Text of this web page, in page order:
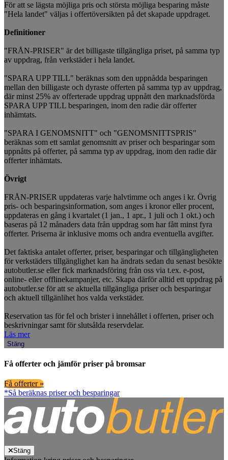
För att se lägsta möjliga pris och största möjliga besparing måste
"Hela landet" väljas i offertöversikten på det skapade uppdraget.
Definitioner
"FRÅN-PRISER" är det billigaste tillgängliga priset, på samma typ
av uppdrag, från verkstäder i hela landet.
"SPARA UPP TILL" beräknas som den uppnådda besparingen
mellan den billigaste och dyraste offerten på samma typ av uppdrag,
där minst 25% av offerterade uppdrag uppnått den marknadsförda
SPARA UPP TILL besparingen, inom den radie där offerter
inhämtats.
"SPARA I GENOMSNITT" och "GENOMSNITTSPRIS"
beräknas som ett samlat genomsnitt av priser och besparingar som
uppnåtts på offerter, på samma typ av uppdrag, inom den radie där
offerter inhämtats.
Övrigt
FRÅN-PRISER uppdateras varje halvtimme och anges i kr. Övrig
pris- och besparingsinformation, som anges i kronor eller procent,
uppdateras en gång i kvartalet (1 jan., 1 apr., 1 juli och 1 okt.) och
baseras på 12 månaders data från uppdrag som har fått minst fyra
offerter. Priserna är inklusive moms och andra eventuella avgifter.
Det faktiska antalet offerter, priser, besparingar och tillgängligheten
för verkstäders tillgänglighet kan ha ändrats sedan du senast besökte
autobutler.se eller fick marknadsföring från oss via t.ex. e-post,
online- eller offlinekampanjer, etc. Skapa därför alltid ett uppdrag på
autobutler.se för att se aktuella tillgängliga priser och besparingar
och aktuell tillgänlihet hos valda verkstäder.
Reservation tas för fel och brister i innehållet i offerten, priser och
beskrivningar samt för slutsålda reservdelar.
Läs mer
Stäng
Få offerter och jämför priser på bromsar
Få offerter »
*Så beräknas priser och besparingar
Stäng